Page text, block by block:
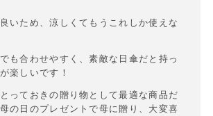
いため、涼しくてもうこれしか使えな
も合わせやすく、素敵な日傘だと持っ
楽しいです！
っておきの贈り物として最適な商品だ
の日のプレゼントで母に贈り、大変喜